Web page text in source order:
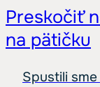
Preskočiť
na pätičku
Spustili